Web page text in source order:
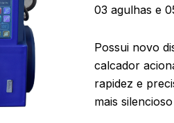
03 agulhas e
Possui novo
calcador
rapidez e
mais